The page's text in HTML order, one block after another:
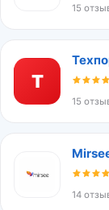
15
Т
15
14